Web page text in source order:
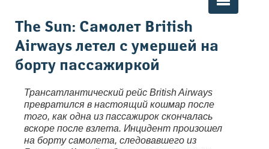
Вы здесь
The Sun: Самолет British
Airways летел с умершей на
борту пассажиркой
Трансатлантический рейс British Airways
превратился в настоящий кошмар после
того, как одна из пассажирок скончалась
вскоре после взлета. Инцидент произошел
на борту самолета, следовавшего из